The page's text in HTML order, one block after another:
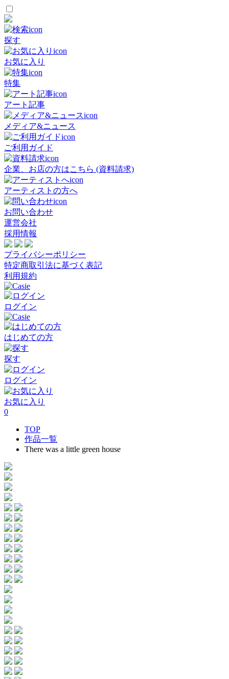
探す
お気に入り
特集
アート記事
メディア&ニュース
ご利用ガイド
企業、お店の方はこちら (資料請求)
アーティストの方へ
お問い合わせ
運営会社
採用情報
プライバシーポリシー
特定商取引法に基づく表記
利用規約
ログイン
はじめての方
探す
ログイン
お気に入り
0
TOP
作品一覧
There was a little green house